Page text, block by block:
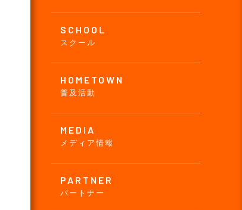
SCHOOL
スクール
HOMETOWN
普及活動
MEDIA
メディア情報
PARTNER
パートナー